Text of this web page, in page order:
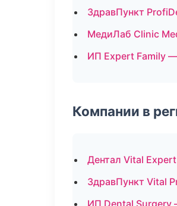
ЗдравПункт
МедиЛаб Clinic
ИП Expert Family
Компании в
Дентал Vital
ЗдравПункт Vital
ИП Dental